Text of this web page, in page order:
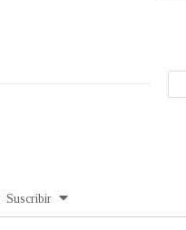
Suscribir